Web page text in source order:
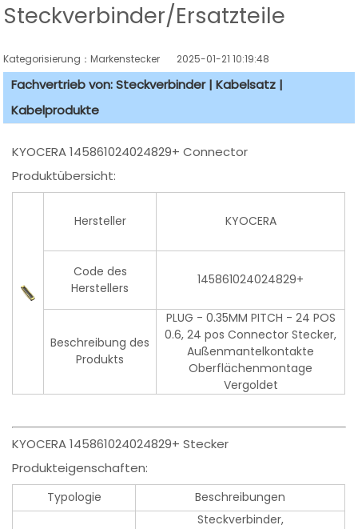
Steckverbinder/Ersatzteile
Kategorisierung：Markenstecker 2025-01-21 10:19:48
Fachvertrieb von: Steckverbinder | Kabelsatz |
Kabelprodukte
KYOCERA 145861024024829+ Connector
Produktübersicht:
Hersteller KYOCERA
Code des
Herstellers
145861024024829+
Beschreibung des
Produkts
PLUG - 0.35MM PITCH - 24 POS
0.6, 24 pos Connector Stecker,
Außenmantelkontakte
Oberflächenmontage
Vergoldet
KYOCERA 145861024024829+ Stecker
Produkteigenschaften:
Typologie Beschreibungen
Steckverbinder,